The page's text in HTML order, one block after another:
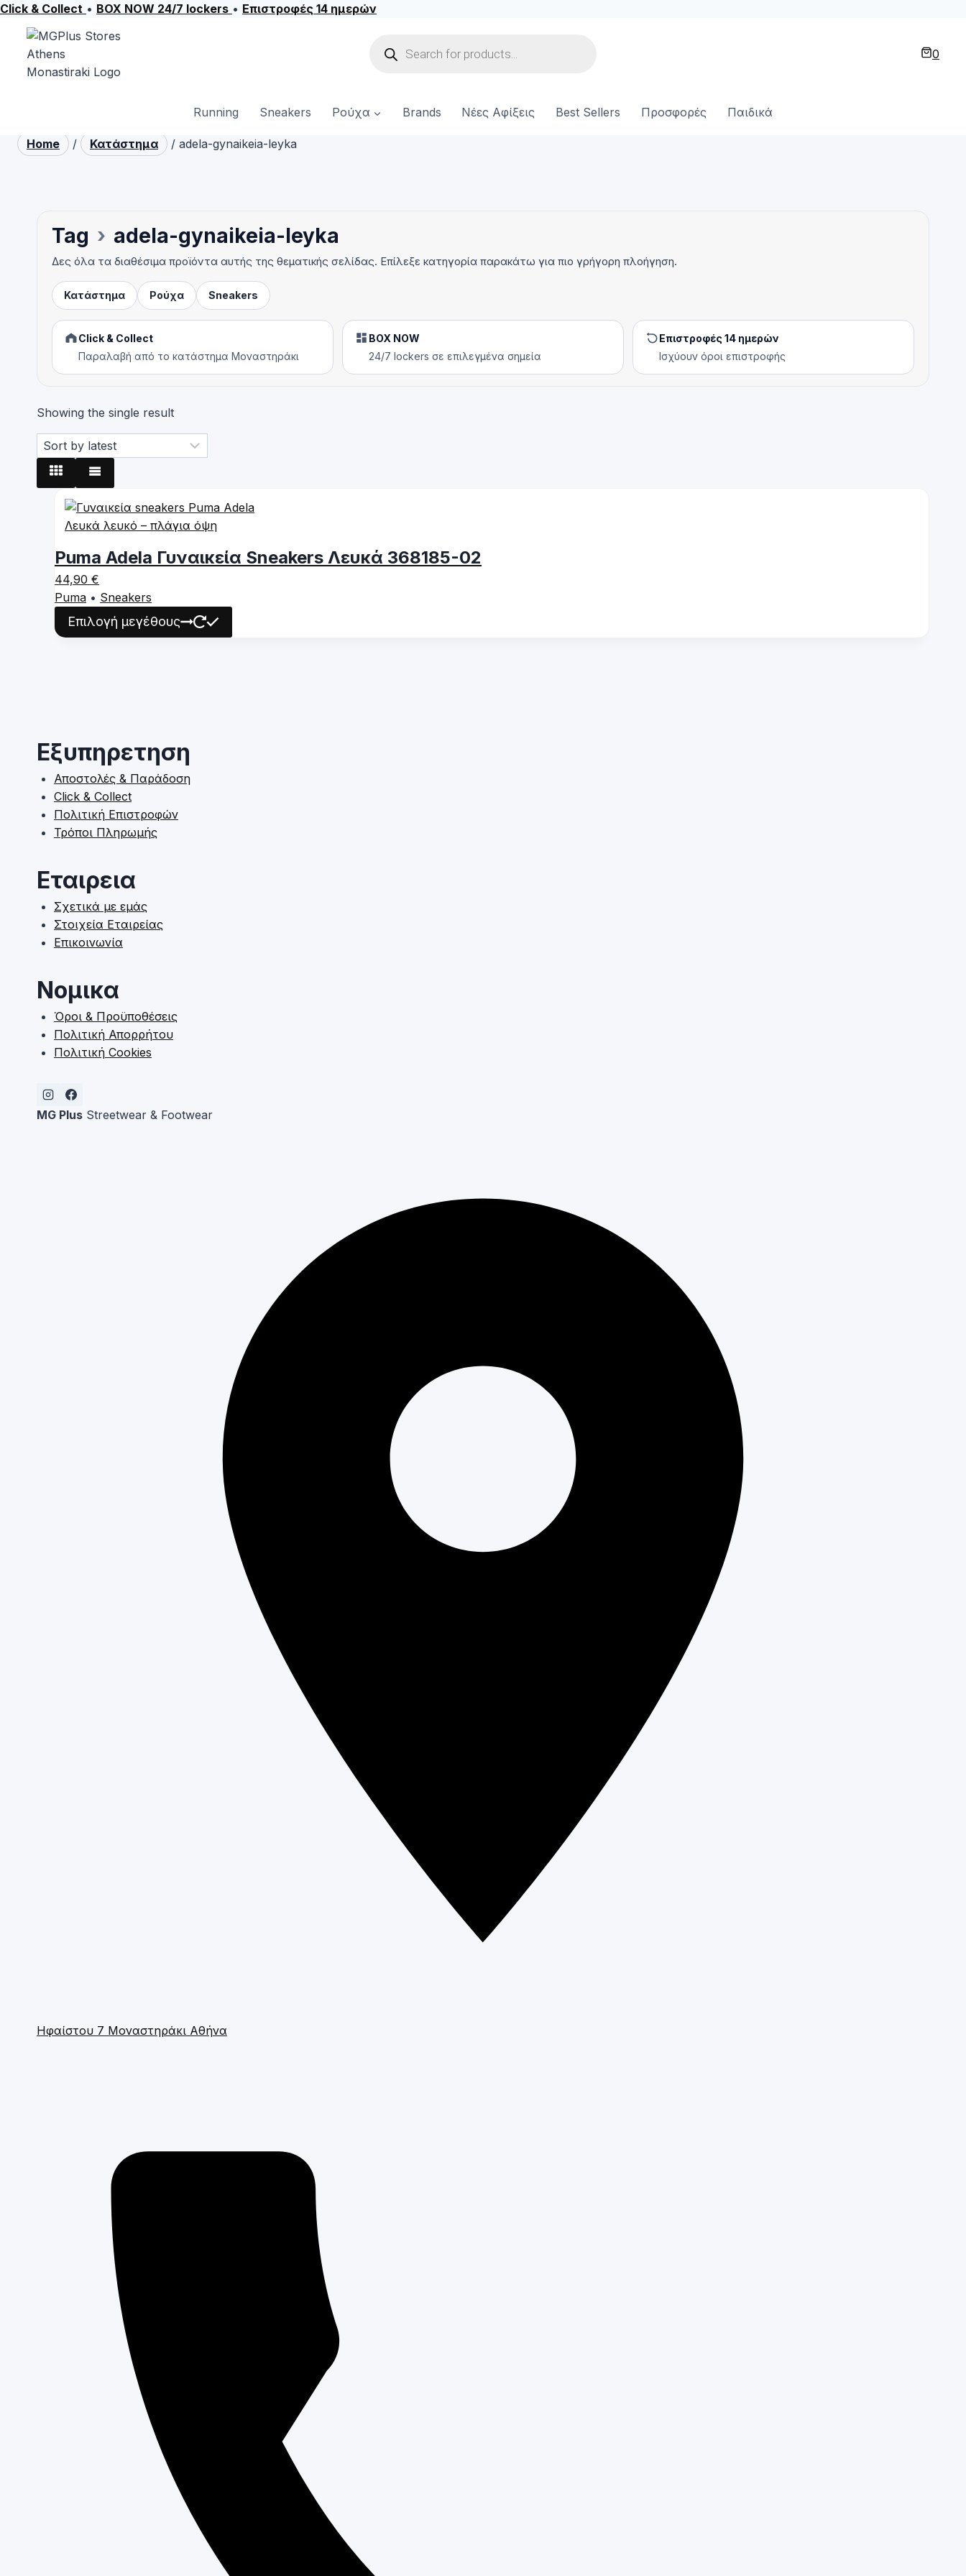
Click & Collect • BOX NOW 24/7 lockers • Επιστροφές 14 ημερών
content
search
0
Running Sneakers Ρούχα Brands Νέες Αφίξεις Best Sellers Προσφορές Παιδικά
Home / Κατάστημα / adela-gynaikeia-leyka
Tag › adela-gynaikeia-leyka
Δες όλα τα διαθέσιμα προϊόντα αυτής της θεματικής σελίδας. Επίλεξε κατηγορία παρακάτω για πιο γρήγορη πλοήγηση.
Κατάστημα Ρούχα Sneakers
Click & Collect
Παραλαβή από το κατάστημα Μοναστηράκι
BOX NOW
24/7 lockers σε επιλεγμένα σημεία
Επιστροφές 14 ημερών
Ισχύουν όροι επιστροφής
Showing the single result
Puma Adela Γυναικεία Sneakers Λευκά 368185-02
44,90 €
Puma • Sneakers
Επιλογή μεγέθους
product
Εξυπηρετηση
Αποστολές & Παράδοση
Click & Collect
Πολιτική Επιστροφών
Τρόποι Πληρωμής
Εταιρεια
Σχετικά με εμάς
Στοιχεία Εταιρείας
Επικοινωνία
Νομικα
Όροι & Προϋποθέσεις
Πολιτική Απορρήτου
Πολιτική Cookies
MG Plus Streetwear & Footwear
Ηφαίστου 7 Μοναστηράκι Αθήνα